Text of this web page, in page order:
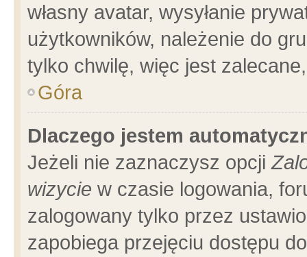
własny avatar, wysyłanie
użytkowników, należenie do
tylko chwilę, więc jest
Góra
Dlaczego jestem
Jeżeli nie zaznaczysz opcji
wizycie w czasie logowania,
zalogowany tylko przez
zapobiega przejęciu dostępu